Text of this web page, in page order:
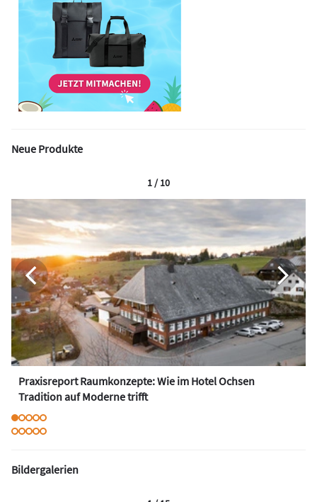
Neue Produkte
Praxisreport Raumkonzepte: Wie im Hotel Ochsen
Tradition auf Moderne trifft
1 / 10
Bildergalerien